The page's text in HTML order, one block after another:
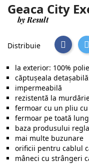
Geaca City
by Result
Distribuie
la exterior: 100%
căptuşeala
impermeabilă
rezistentă la
fermoar cu un pliu
fermoar pe toată
baza produsului
mai multe buzunare
orificii pentru cablul
mâneci cu strângeri